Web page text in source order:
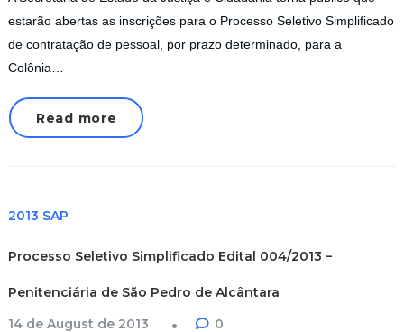
estarão abertas as inscrições para o Processo Seletivo Simplificado
de contratação de pessoal, por prazo determinado, para a
Colônia…
Read more
2013 SAP
Processo Seletivo Simplificado Edital 004/2013 –
Penitenciária de São Pedro de Alcântara
14 de August de 2013
0